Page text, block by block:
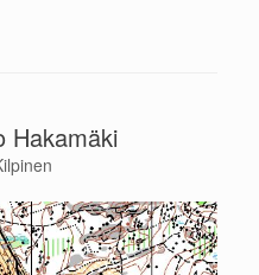
Hakamäki